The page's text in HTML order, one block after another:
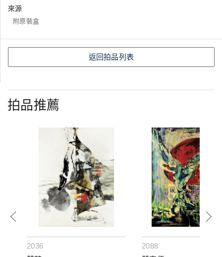
來源
附原裝盒
返回拍品列表
拍品推薦
2036
2088